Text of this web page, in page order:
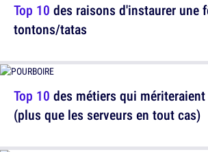
Top 10 des raisons d'instaurer une
tontons/tatas
Top 10 des métiers qui
(plus que les serveurs en tout cas)